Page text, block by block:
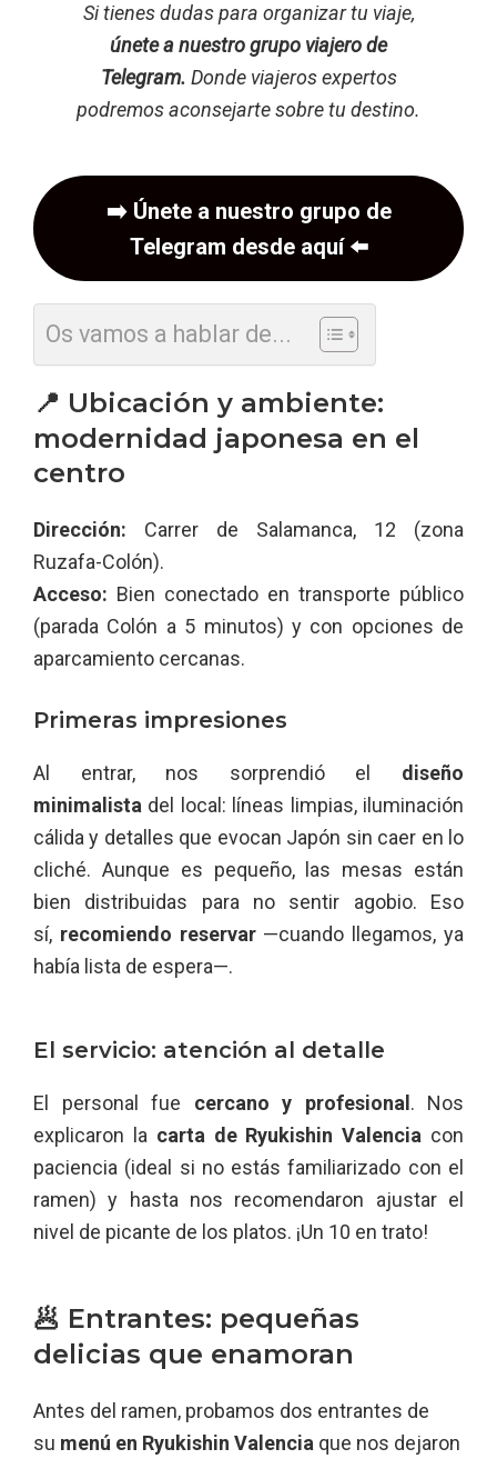
Si tienes dudas para organizar tu viaje,
únete a nuestro grupo viajero de
Telegram. Donde viajeros expertos
podremos aconsejarte sobre tu destino.
➡️ Únete a nuestro grupo de
Telegram desde aquí⬅️
Os vamos a hablar de...
📍 Ubicación y ambiente:
modernidad japonesa en el
centro
Dirección: Carrer de Salamanca, 12 (zona
Ruzafa-Colón).
Acceso: Bien conectado en transporte público
(parada Colón a 5 minutos) y con opciones de
aparcamiento cercanas.
Primeras impresiones
Al entrar, nos sorprendió el diseño
minimalista del local: líneas limpias, iluminación
cálida y detalles que evocan Japón sin caer en lo
cliché. Aunque es pequeño, las mesas están
bien distribuidas para no sentir agobio. Eso
sí, recomiendo reservar—cuando llegamos, ya
había lista de espera—.
El servicio: atención al detalle
El personal fue cercano y profesional . Nos
explicaron la carta de Ryukishin Valencia con
paciencia (ideal si no estás familiarizado con el
ramen) y hasta nos recomendaron ajustar el
nivel de picante de los platos. ¡Un 10 en trato!
🥟 Entrantes: pequeñas
delicias que enamoran
Antes del ramen, probamos dos entrantes de
su menú en Ryukishin Valencia que nos dejaron